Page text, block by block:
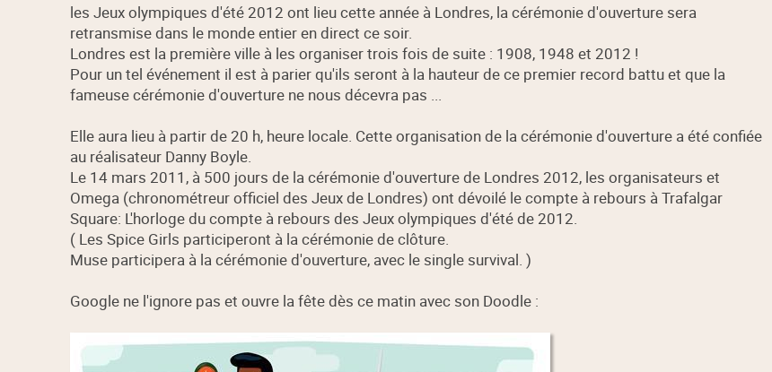
les Jeux olympiques d'été 2012 ont lieu cette année à Londres, la cérémonie d'ouverture sera
retransmise dans le monde entier en direct ce soir.
Londres est la première ville à les organiser trois fois de suite : 1908, 1948 et 2012 !
Pour un tel événement il est à parier qu'ils seront à la hauteur de ce premier record battu et que la
fameuse cérémonie d'ouverture ne nous décevra pas ...
Elle aura lieu à partir de 20 h, heure locale. Cette organisation de la cérémonie d'ouverture a été confiée
au réalisateur Danny Boyle.
Le 14 mars 2011, à 500 jours de la cérémonie d'ouverture de Londres 2012, les organisateurs et
Omega (chronométreur officiel des Jeux de Londres) ont dévoilé le compte à rebours à Trafalgar
Square: L'horloge du compte à rebours des Jeux olympiques d'été de 2012.
( Les Spice Girls participeront à la cérémonie de clôture.
Muse participera à la cérémonie d'ouverture, avec le single survival. )
Google ne l'ignore pas et ouvre la fête dès ce matin avec son Doodle :